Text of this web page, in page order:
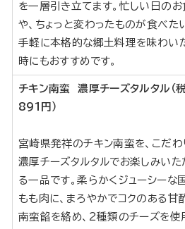
を一層引き立てます。忙しい日のお
や、ちょっと変わったものが食べた
手軽に本格的な郷土料理を味わい
時にもおすすめです。
チキン南蛮 濃厚チーズタルタル（
891円）
宮崎県発祥のチキン南蛮を、こだわ
濃厚チーズタルタルでお楽しみいた
る一品です。柔らかくジューシーな
もも肉に、まろやかでコクのある甘
南蛮餡を絡め、2種類のチーズを使